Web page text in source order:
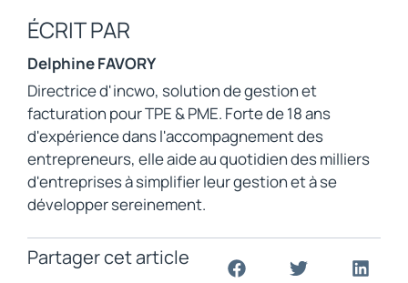
ÉCRIT PAR
Delphine FAVORY
Directrice d'incwo, solution de gestion et
facturation pour TPE & PME. Forte de 18 ans
d'expérience dans l'accompagnement des
entrepreneurs, elle aide au quotidien des milliers
d'entreprises à simplifier leur gestion et à se
développer sereinement.
Partager cet article